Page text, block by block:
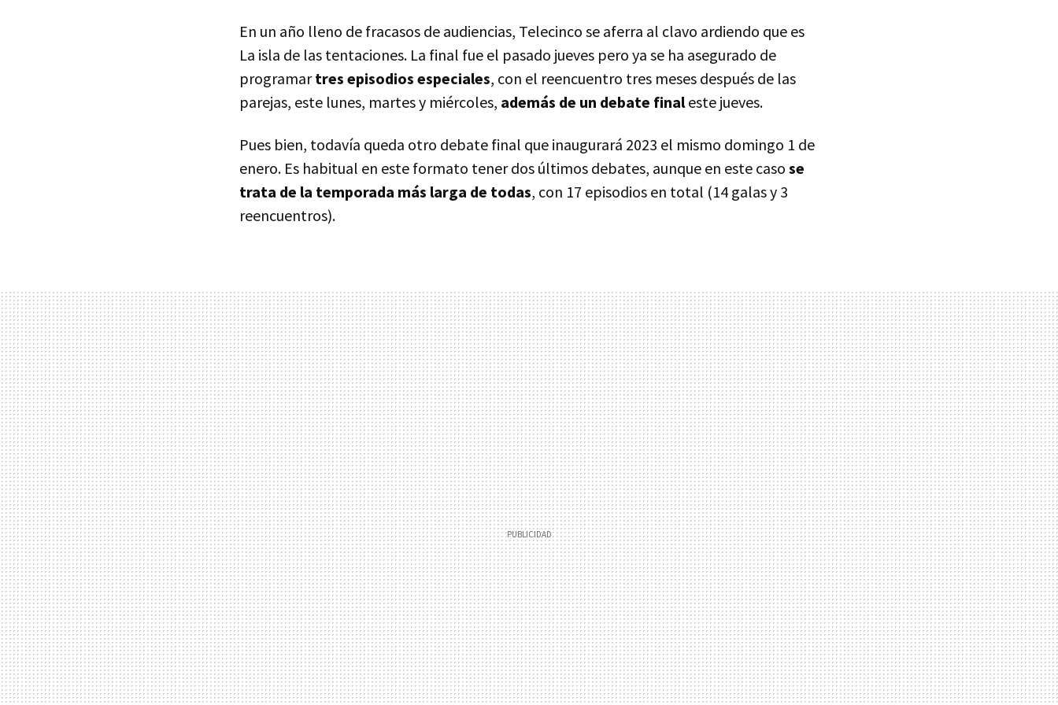
En un año lleno de fracasos de audiencias, Telecinco se aferra al clavo ardiendo que es
La isla de las tentaciones. La final fue el pasado jueves pero ya se ha asegurado de
programartres episodios especiales, con el reencuentro tres meses después de las
parejas, este lunes, martes y miércoles, además de un debate final este jueves.
Pues bien, todavía queda otro debate final que inaugurará 2023 el mismo domingo 1 de
enero. Es habitual en este formato tener dos últimos debates, aunque en este caso se
trata de la temporada más larga de todas, con 17 episodios en total (14 galas y 3
reencuentros).